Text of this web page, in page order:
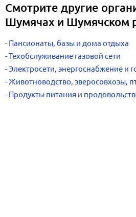
Смотрите другие
Шумячах и Шумячском
Пансионаты, базы и дома отдыха
Техобслуживание газовой сети
Электросети, энергоснабжение и
Животноводство, зверосовхозы,
Продукты питания и